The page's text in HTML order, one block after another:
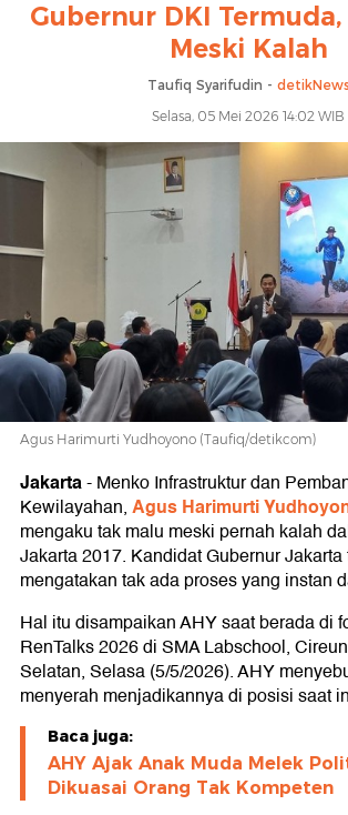
Gubernur DKI Termuda,
Meski Kalah
Taufiq Syarifudin - detikNews
Selasa, 05 Mei 2026 14:02 WIB
Agus Harimurti Yudhoyono (Taufiq/detikcom)
Jakarta-Menko Infrastruktur dan
Kewilayahan,Agus Harimurti
mengaku tak malu meski pernah kalah
Jakarta 2017. Kandidat Gubernur
mengatakan tak ada proses yang instan
Hal itu disampaikan AHY saat berada di
RenTalks 2026 di SMA Labschool,
Selatan, Selasa (5/5/2026). AHY
menyerah menjadikannya di posisi saat
Baca juga:
AHY Ajak Anak Muda Melek
Dikuasai Orang Tak Kompeten